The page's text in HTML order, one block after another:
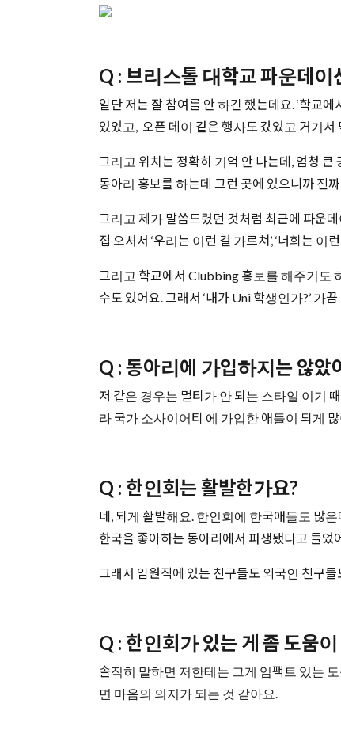
Q : 브리스톨 대학교 파운데
일단 저는 잘 참여를 안 하긴 했는데요. ‘학교
있었고, 오픈 데이 같은 행사도 갔었고 거기서
그리고 위치는 정확히 기억 안 나는데, 엄청
동아리 홍보를 하는데 그런 곳에 있으니까 진
그리고 제가 말씀드렸던 것처럼 최근에 파운
접 오셔서 ‘우리는 이런 걸 가르쳐’, ‘너희는
그리고 학교에서 Clubbing 홍보를 해주기도
수도 있어요. 그래서 ‘내가 Uni 학생인가?’ 가
Q : 동아리에 가입하지는 않았
저 같은 경우는 멀티가 안 되는 스타일 이기
라 국가 소사이어티 에 가입한 애들이 되게
Q : 한인회는 활발한가요?
네, 되게 활발해요. 한인회에 한국애들도 많
한국을 좋아하는 동아리에서 파생됐다고 들었
그래서 임원직에 있는 친구들도 외국인 친구
Q : 한인회가 있는 게 좀 도움
솔직히 말하면 저한테는 그게 임팩트 있는
면 마음의 의지가 되는 것 같아요.